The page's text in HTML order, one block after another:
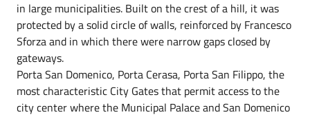
in large municipalities. Built on the crest of a hill, it was
protected by a solid circle of walls, reinforced by Francesco
Sforza and in which there were narrow gaps closed by
gateways.
Porta San Domenico, Porta Cerasa, Porta San Filippo, the
most characteristic City Gates that permit access to the
city center where the Municipal Palace and San Domenico